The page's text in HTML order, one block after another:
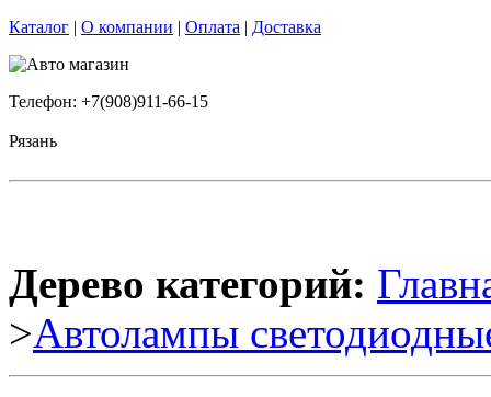
Каталог | О компании | Оплата | Доставка
Телефон: +7(908)911-66-15
Рязань
Дерево категорий:
>Автолампы